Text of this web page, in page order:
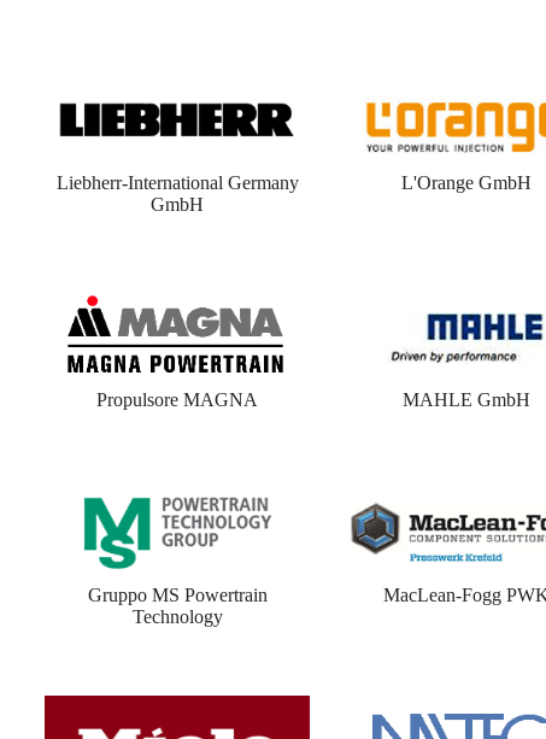
Liebherr-International Germany
GmbH
L'Orange GmbH
Propulsore MAGNA MAHLE GmbH
Gruppo MS Powertrain
Technology
MacLean-Fogg